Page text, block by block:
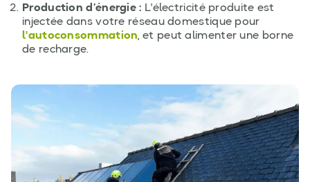
Production d’énergie : L'électricité produite est
injectée dans votre réseau domestique pour
l'autoconsommation, et peut alimenter une borne
de recharge.